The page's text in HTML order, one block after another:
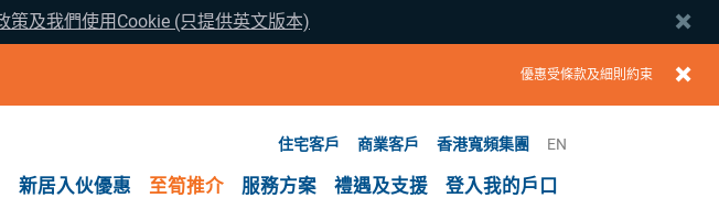
策及我們使用Cookie (只提供英文版本)
優惠受條款及細則約束
住宅客戶 商業客戶 香港寬頻集團 EN
新居入伙優惠 至筍推介 服務方案 禮遇及支援 登入我的戶口